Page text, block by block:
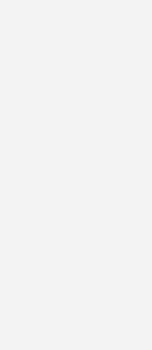
und Überzeugung heraus präsentiert das
aus dem
der an alle Verarbeiterwünsche angepasst
Gewichte bis zu 2000 kg bewegt, wird
Kombi 7441-DmS6H vorführen.
davon ermögliche es sogar, hoch in den
sprich bis zu 3000 m über
beim BVRS
intensiv Gedanken gemacht, um möglichst
Hamburg zu bekommen. Das Ergbnis ist ein
interessantes